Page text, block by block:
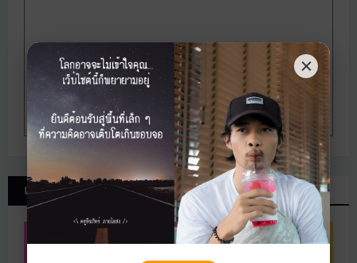
เว็บไซต์ที่เกี่ยวข้อง